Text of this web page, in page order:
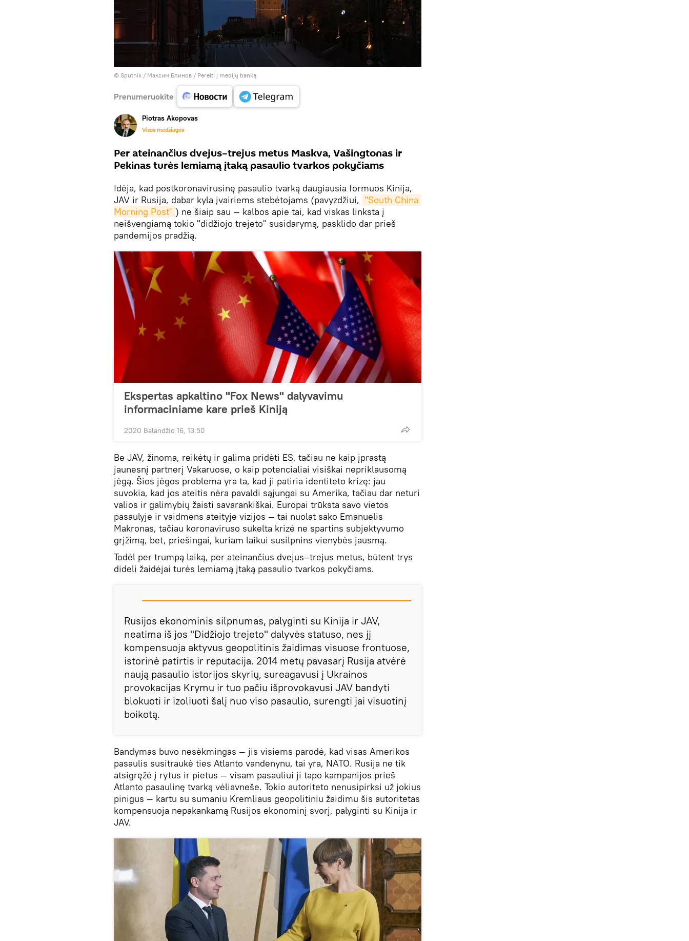
© Sputnik / Максим Блинов / Pereiti į medijų banką
Prenumeruokite
Piotras Akopovas
Visos medžiagos
Per ateinančius dvejus–trejus metus Maskva, Vašingtonas ir
Pekinas turės lemiamą įtaką pasaulio tvarkos pokyčiams
Idėja, kad postkoronavirusinę pasaulio tvarką daugiausia formuos Kinija,
JAV ir Rusija, dabar kyla įvairiems stebėtojams (pavyzdžiui, "South China
Morning Post" ) ne šiaip sau — kalbos apie tai, kad viskas linksta į
neišvengiamą tokio "didžiojo trejeto" susidarymą, pasklido dar prieš
pandemijos pradžią.
Ekspertas apkaltino "Fox News" dalyvavimu
informaciniame kare prieš Kiniją
2020 Balandžio 16, 13:50
Be JAV, žinoma, reikėtų ir galima pridėti ES, tačiau ne kaip įprastą
jaunesnį partnerį Vakaruose, o kaip potencialiai visiškai nepriklausomą
jėgą. Šios jėgos problema yra ta, kad ji patiria identiteto krizę: jau
suvokia, kad jos ateitis nėra pavaldi sąjungai su Amerika, tačiau dar neturi
valios ir galimybių žaisti savarankiškai. Europai trūksta savo vietos
pasaulyje ir vaidmens ateityje vizijos — tai nuolat sako Emanuelis
Makronas, tačiau koronaviruso sukelta krizė ne spartins subjektyvumo
grįžimą, bet, priešingai, kuriam laikui susilpnins vienybės jausmą.
Todėl per trumpą laiką, per ateinančius dvejus–trejus metus, būtent trys
dideli žaidėjai turės lemiamą įtaką pasaulio tvarkos pokyčiams.
Rusijos ekonominis silpnumas, palyginti su Kinija ir JAV,
neatima iš jos "Didžiojo trejeto" dalyvės statuso, nes jį
kompensuoja aktyvus geopolitinis žaidimas visuose frontuose,
istorinė patirtis ir reputacija. 2014 metų pavasarį Rusija atvėrė
naują pasaulio istorijos skyrių, sureagavusi į Ukrainos
provokacijas Krymu ir tuo pačiu išprovokavusi JAV bandyti
blokuoti ir izoliuoti šalį nuo viso pasaulio, surengti jai visuotinį
boikotą.
Bandymas buvo nesėkmingas — jis visiems parodė, kad visas Amerikos
pasaulis susitraukė ties Atlanto vandenynu, tai yra, NATO. Rusija ne tik
atsigręžė į rytus ir pietus — visam pasauliui ji tapo kampanijos prieš
Atlanto pasaulinę tvarką vėliavneše. Tokio autoriteto nenusipirksi už jokius
pinigus — kartu su sumaniu Kremliaus geopolitiniu žaidimu šis autoritetas
kompensuoja nepakankamą Rusijos ekonominį svorį, palyginti su Kinija ir
JAV.